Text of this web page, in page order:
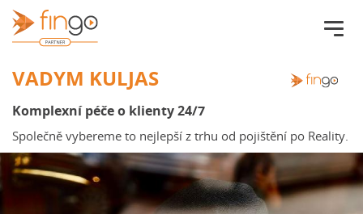
VADYM KULJAS
Komplexní péče o klienty 24/7
Společně vybereme to nejlepší z trhu od pojištění po Reality.